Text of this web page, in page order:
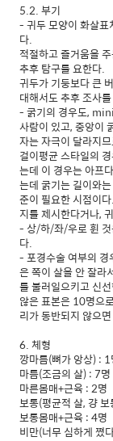
5.2. 부기
- 귀두 모양이 화살표
다.
적절하고 즐거움을
추후 탐구를 요한다.
귀두가 기둥보다 큰
대해서도 추후 조사
- 굵기의 경우도,
사람이 있고, 중앙이
자는 자극이 달라지
걸이평균 스타일의
는데 이 경우는 아프
는데 굵기는 길이와
준이 필요한 시점이
지를 제시한다거나,
- 상/하/좌/우로 휜 것
다.
- 포경수술 여부의 경
은 쪽이 살을 안 잘라
를 불러일으키고 신
않은 표본은 10명으
리가 동반되지 않으
6. 체형
깡마름(뼈가 앙상) : 1
마름(조금의 살) : 7명
마른몸매+근육 : 2명
보통(평균적 살, 걍
보통몸매+근육 : 4명
비만(너무 심하게 쪘